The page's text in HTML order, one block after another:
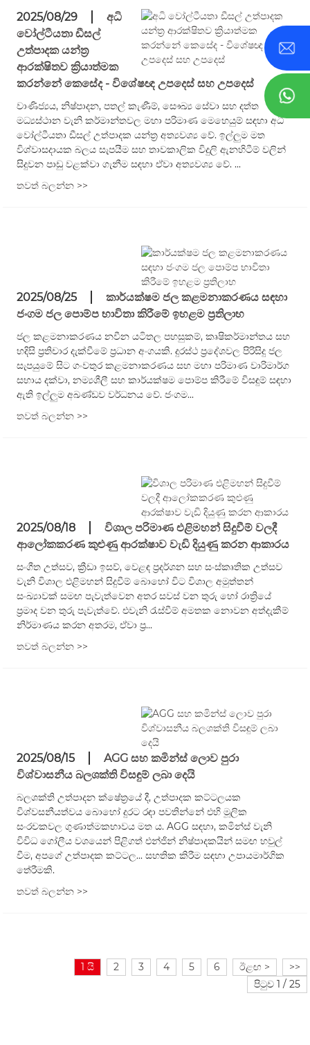
2025/08/29
අධි
වෝල්ටීයතා ඩීසල්
උත්පාදක යන්ත්‍ර
ආරක්ෂිතව ක්‍රියාත්මක
කරන්නේ කෙසේද - විශේෂඥ උපදෙස් සහ උපදෙස්
වාණිජ්‍යය, නිෂ්පාදන, පතල් කැණීම්, සෞඛ්‍ය සේවා සහ දත්ත
මධ්‍යස්ථාන වැනි කර්මාන්තවල මහා පරිමාණ මෙහෙයුම් සඳහා අධි
වෝල්ටීයතා ඩීසල් උත්පාදක යන්ත්‍ර අත්‍යවශ්‍ය වේ. ඉල්ලුම මත
විශ්වාසදායක බලය සැපයීම සහ තාවකාලික විදුලි ඇනහිටීම් වලින්
සිදුවන පාඩු වළක්වා ගැනීම සඳහා ඒවා අත්‍යවශ්‍ය වේ. ...
තවත් බලන්න >>
2025/08/25
කාර්යක්ෂම ජල කළමනාකරණය සඳහා
ජංගම ජල පොම්ප භාවිතා කිරීමේ ඉහළම ප්‍රතිලාභ
ජල කළමනාකරණය නවීන යටිතල පහසුකම්, කෘෂිකර්මාන්තය සහ
හදිසි ප්‍රතිචාර දැක්වීමේ ප්‍රධාන අංගයකි. දුරස්ථ ප්‍රදේශවල පිරිසිදු ජල
සැපයුමේ සිට ගංවතුර කළමනාකරණය සහ මහා පරිමාණ වාරිමාර්ග
සහාය දක්වා, නම්‍යශීලී සහ කාර්යක්ෂම පොම්ප කිරීමේ විසඳුම් සඳහා
ඇති ඉල්ලුම අඛණ්ඩව වර්ධනය වේ. ජංගම...
තවත් බලන්න >>
2025/08/18
විශාල පරිමාණ එළිමහන් සිදුවීම් වලදී
ආලෝකකරණ කුළුණු ආරක්ෂාව වැඩි දියුණු කරන ආකාරය
සංගීත උත්සව, ක්‍රීඩා ඉසව්, වෙළඳ ප්‍රදර්ශන සහ සංස්කෘතික උත්සව
වැනි විශාල එළිමහන් සිදුවීම් බොහෝ විට විශාල අමුත්තන්
සංඛ්‍යාවක් සමඟ පැවැත්වෙන අතර සවස් වන තුරු හෝ රාත්‍රියේ
ප්‍රමාද වන තුරු පැවැත්වේ. එවැනි රැස්වීම් අමතක නොවන අත්දැකීම්
නිර්මාණය කරන අතරම, ඒවා ප්‍ර...
තවත් බලන්න >>
2025/08/15
AGG සහ කමින්ස් ලොව පුරා
විශ්වාසනීය බලශක්ති විසඳුම් ලබා දෙයි
බලශක්ති උත්පාදන ක්ෂේත්‍රයේ දී, උත්පාදක කට්ටලයක
විශ්වසනීයත්වය බොහෝ දුරට රඳා පවතින්නේ එහි මූලික
සංරචකවල ගුණාත්මකභාවය මත ය. AGG සඳහා, කමින්ස් වැනි
විවිධ ගෝලීය වශයෙන් පිළිගත් එන්ජින් නිෂ්පාදකයින් සමඟ හවුල්
වීම, අපගේ උත්පාදක කට්ටල... සහතික කිරීම සඳහා උපායමාර්ගික
තේරීමකි.
තවත් බලන්න >>
1 යි 2 3 4 5 6 ඊළඟ >
>>
පිටුව 1 / 25